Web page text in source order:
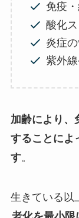
免疫
酸化
炎症
紫外
加齢により、
することによ
す。
生きている以